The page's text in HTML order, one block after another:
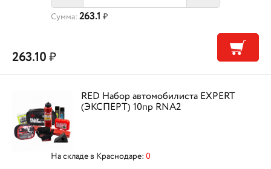
Сумма: 263.1 ₽
263.10₽
RED Набор автомобилиста EXPERT
(ЭКСПЕРТ) 10пр RNA2
На складе в Краснодаре: 0